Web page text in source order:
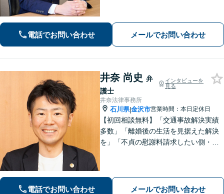
電話でお問い合わせ メールでお問い合わせ
井奈 尚史 弁
護士
インタビューを
見る
井奈法律事務所
石川県|金沢市営業時間：本日定休日
【初回相談無料】「交通事故解決実績
多数」「離婚後の生活を見据えた解決
を」「不貞の慰謝料請求したい側・さ
豊富」【完全個室】【子連れ相談可】
電話でお問い合わせ メールでお問い合わせ